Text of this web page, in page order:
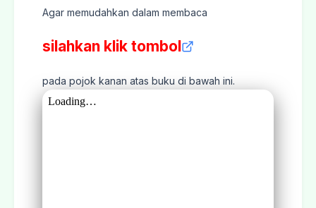
Agar memudahkan dalam membaca
silahkan klik tombol
pada pojok kanan atas buku di bawah ini.